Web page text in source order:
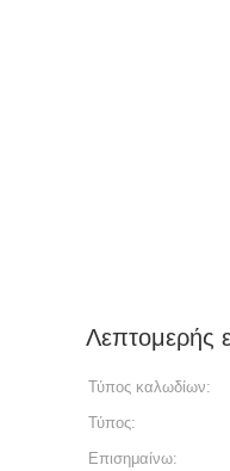
Λεπτομερής
Τύπος καλωδίων:
Τύπος:
Επισημαίνω: